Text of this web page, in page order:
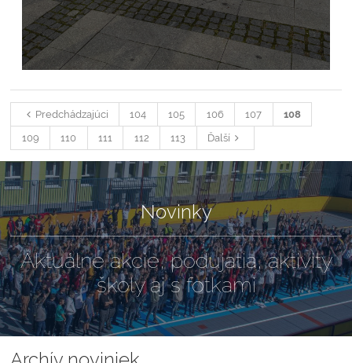
Predchádzajúci 104 105 106 107
108
109
110 111 112 113 Ďalší
Novinky
Aktuálne akcie, podujatia, aktivity
školy aj s fotkami